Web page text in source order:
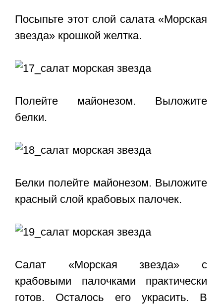
Посыпьте этот слой салата «Морская
звезда» крошкой желтка.
Полейте майонезом. Выложите
белки.
Белки полейте майонезом. Выложите
красный слой крабовых палочек.
Салат «Морская звезда» с
крабовыми палочками практически
готов. Осталось его украсить. В